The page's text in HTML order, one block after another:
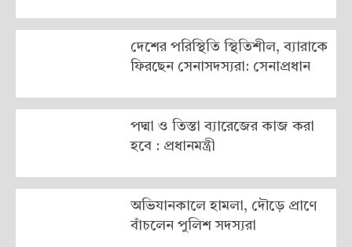
দেশের পরিস্থিতি স্থিতিশীল, ব্যারাকে
ফিরছেন সেনাসদস্যরা: সেনাপ্রধান
পদ্মা ও তিস্তা ব্যারেজের কাজ করা
হবে : প্রধানমন্ত্রী
অভিযানকালে হামলা, দৌড়ে প্রাণে
বাঁচলেন পুলিশ সদস্যরা